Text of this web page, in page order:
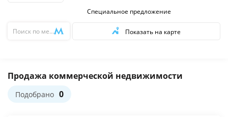
Специальное предложение
Показать на карте
Продажа коммерческой недвижимости
Подобрано 0